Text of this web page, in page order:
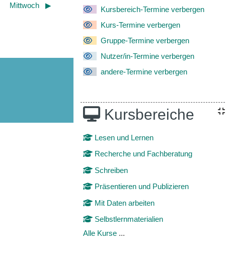
Kursbereich-Termine verbergen
Kurs-Termine verbergen
Gruppe-Termine verbergen
Nutzer/in-Termine verbergen
andere-Termine verbergen
Kursbereiche
Lesen und Lernen
Recherche und Fachberatung
Schreiben
Präsentieren und Publizieren
Mit Daten arbeiten
Selbstlernmaterialien
Alle Kurse ...
Mittwoch ▶︎